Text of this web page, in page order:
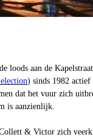
loods aan de
) sinds 1982 actief
dat het vuur zich
is aanzienlijk.
& Victor zich